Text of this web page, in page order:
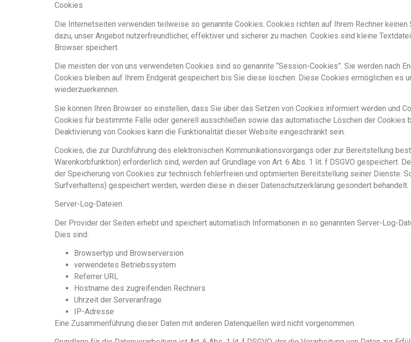
Cookies
Die Internetseiten verwenden teilweise so genannte Cookies. Cookies richten auf Ihrem Rechner keinen
dazu, unser Angebot nutzerfreundlicher, effektiver und sicherer zu machen. Cookies sind kleine
Browser speichert.
Die meisten der von uns verwendeten Cookies sind so genannte “Session-Cookies”. Sie werden nach
Cookies bleiben auf Ihrem Endgerät gespeichert bis Sie diese löschen. Diese Cookies ermöglichen es
wiederzuerkennen.
Sie können Ihren Browser so einstellen, dass Sie über das Setzen von Cookies informiert werden und
Cookies für bestimmte Fälle oder generell ausschließen sowie das automatische Löschen der Cookies
Deaktivierung von Cookies kann die Funktionalität dieser Website eingeschränkt sein.
Cookies, die zur Durchführung des elektronischen Kommunikationsvorgangs oder zur Bereitstellung
Warenkorbfunktion) erforderlich sind, werden auf Grundlage von Art. 6 Abs. 1 lit. f DSGVO gespeichert.
der Speicherung von Cookies zur technisch fehlerfreien und optimierten Bereitstellung seiner Dienste.
Surfverhaltens) gespeichert werden, werden diese in dieser Datenschutzerklärung gesondert behandelt.
Server-Log-Dateien
Der Provider der Seiten erhebt und speichert automatisch Informationen in so genannten Server-Log-
Dies sind:
Browsertyp und Browserversion
verwendetes Betriebssystem
Referrer URL
Hostname des zugreifenden Rechners
Uhrzeit der Serveranfrage
IP-Adresse
Eine Zusammenführung dieser Daten mit anderen Datenquellen wird nicht vorgenommen.